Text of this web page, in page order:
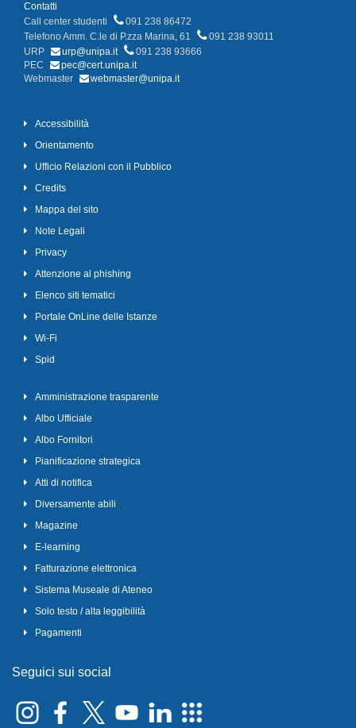
Contatti
Call center studenti
091 238 86472
Telefono Amm. C.le di P.zza Marina, 61
091 238 93011
URP
urp@unipa.it
091 238 93666
PEC
pec@cert.unipa.it
Webmaster
webmaster@unipa.it
Accessibilità
Orientamento
Ufficio Relazioni con il Pubblico
Credits
Mappa del sito
Note Legali
Privacy
Attenzione al phishing
Elenco siti tematici
Portale OnLine delle Istanze
Wi-Fi
Spid
Amministrazione trasparente
Albo Ufficiale
Albo Fornitori
Pianificazione strategica
Atti di notifica
Diversamente abili
Magazine
E-learning
Fatturazione elettronica
Sistema Museale di Ateneo
Solo testo / alta leggibilità
Pagamenti
Seguici sui social